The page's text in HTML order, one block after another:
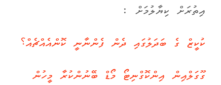
އިތުރަށް ކިޔާލުމަށް :
ކުކީޒް ގެ ބަދަލުގައި ދެން ފެންނާނީ ކޮންއެއްޗެއް؟
ގޫގަލްއިން އިންކޮގްނިޓޯ މޯޑް ބޭނުންކުރާ މީހުން